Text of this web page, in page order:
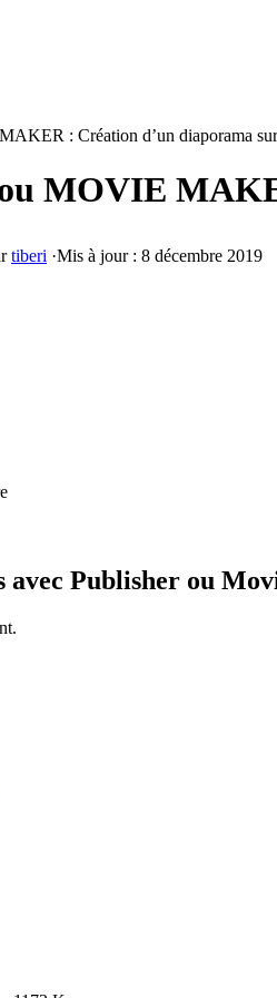
: Création d’un diaporama
MOVIE
tiberi ·Mis à jour : 8 décembre 2019
avec Publisher ou